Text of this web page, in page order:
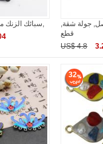
سبائك الزنك موصل, مطلي, ديي,
جولة شقة,
قطع
US$ 4.8
32